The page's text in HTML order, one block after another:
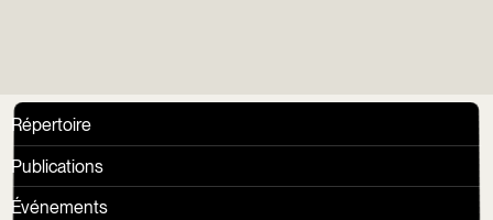
Répertoire
Publications
Événements